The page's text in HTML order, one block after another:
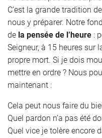
C’est la grande tradition
nous y préparer. Notre
de la pensée de l’heure :
Seigneur, à 15 heures sur
propre mort. Si je dois
mettre en ordre ? Nous
maintenant :
Cela peut nous faire du
Quel pardon n’a pas été
Quel vice je tolère encore